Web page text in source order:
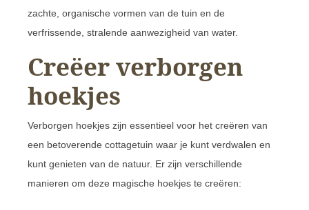
zachte, organische vormen van de tuin en de
verfrissende, stralende aanwezigheid van water.
Creëer verborgen
hoekjes
Verborgen hoekjes zijn essentieel voor het creëren van
een betoverende cottagetuin waar je kunt verdwalen en
kunt genieten van de natuur. Er zijn verschillende
manieren om deze magische hoekjes te creëren: